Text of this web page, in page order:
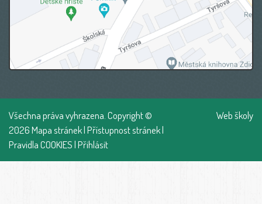
Všechna práva vyhrazena. Copyright ©
2026Mapa stránek|Přístupnost stránek|
Pravidla COOKIES|Přihlásit
Web školy